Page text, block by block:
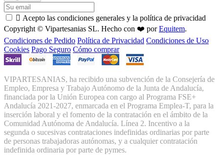
 Acepto las condiciones generales y la política de privacidad
Copyright © Vipartesanias SL. Hecho con ❤️ porEquitem.
Condiciones de Pedido Política de Privacidad Condiciones de Uso
Cookies Pago Seguro Cómo comprar
VIPARTESANIAS, ha recibido una subvención de la Consejería de
Empleo, Empresa y Trabajo Autónomo de la Junta de Andalucía,
financiada por la Unión Europea con cargo al Programa FSE+
Andalucía 2021-2027, enmarcada en el Programa Emplea-T, para la
inserción laboral y el fomento de la contratación en el ámbito de la
Comunidad Autónoma de Andalucía. Línea 2. Incentivo a la
segunda o sucesivas contrataciones indefinidas ordinarias por parte
de personas trabajadoras autónomas, y a cualquier contratación
indefinida ordinaria por parte de pymes.